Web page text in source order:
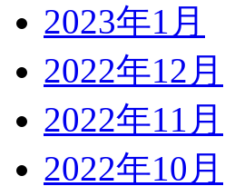
2023年1月
2022年12月
2022年11月
2022年10月